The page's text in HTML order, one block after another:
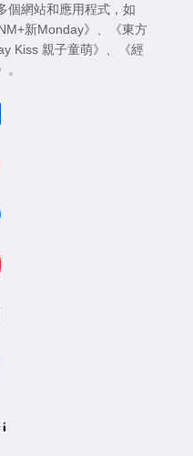
個網站和應用程式，如
NM+新Monday》
《東方
Kiss 親子童萌》
《經
。